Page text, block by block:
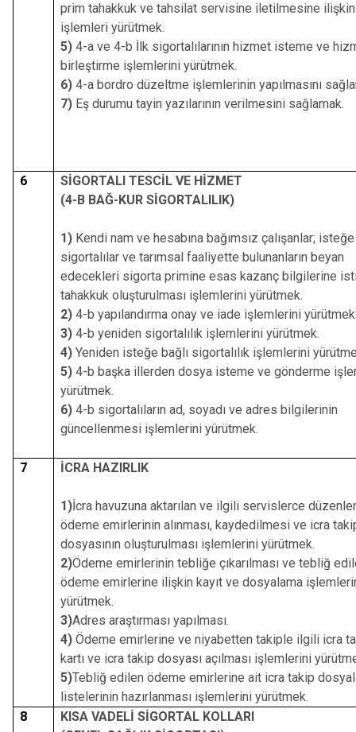
prim tahakkuk ve tahsilat servisine iletilmesine ilişkin
işlemleri yürütmek.
5)4-a ve 4-b İlk sigortalılarının hizmet isteme ve
birleştirme işlemlerini yürütmek.
6)4-a bordro düzeltme işlemlerinin yapılmasını
7)Eş durumu tayin yazılarının verilmesini sağlamak.
6
SİGORTALI TESCİL VE HİZMET
(4-B BAĞ-KUR SİGORTALILIK)
1) Kendi nam ve hesabına bağımsız çalışanlar; isteğe
sigortalılar ve tarımsal faaliyette bulunanların beyan
edecekleri sigorta primine esas kazanç bilgilerine
tahakkuk oluşturulması işlemlerini yürütmek.
2) 4-b yapılandırma onay ve iade işlemlerini
3) 4-b yeniden sigortalılık işlemlerini yürütmek.
4) Yeniden isteğe bağlı sigortalılık işlemlerini
5) 4-b başka illerden dosya isteme ve gönderme
yürütmek.
6) 4-b sigortalıların ad, soyadı ve adres bilgilerinin
güncellenmesi işlemlerini yürütmek.
7 İCRA HAZIRLIK
1)İcra havuzuna aktarılan ve ilgili servislerce
ödeme emirlerinin alınması, kaydedilmesi ve icra
dosyasının oluşturulması işlemlerini yürütmek.
2)Ödeme emirlerinin tebliğe çıkarılması ve tebliğ
ödeme emirlerine ilişkin kayıt ve dosyalama
yürütmek.
3)Adres araştırması yapılması.
4)Ödeme emirlerine ve niyabetten takiple ilgili icra
kartı ve icra takip dosyası açılması işlemlerini
5)Tebliğ edilen ödeme emirlerine ait icra takip
listelerinin hazırlanması işlemlerini yürütmek.
8
KISA VADELİ SİGORTAL KOLLARI